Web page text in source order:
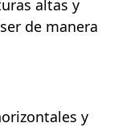
altas y
de manera
y